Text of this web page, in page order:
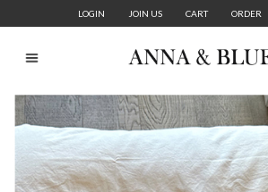
LOGIN JOIN US CART ORDER